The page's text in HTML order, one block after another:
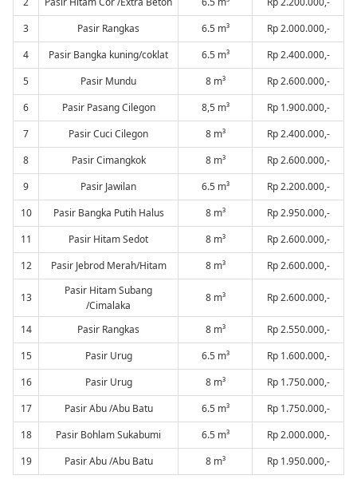
3
Pasir Rangkas 6.5 m³
Rp 2.000.000,-
4
Pasir Bangka kuning/coklat 6.5 m³
Rp 2.400.000,-
5
Pasir Mundu 8 m³
Rp 2.600.000,-
6
Pasir Pasang Cilegon 8,5 m³
Rp 1.900.000,-
7
Pasir Cuci Cilegon 8 m³
Rp 2.400.000,-
8
Pasir Cimangkok 8 m³
Rp 2.600.000,-
9
Pasir Jawilan 6.5 m³
Rp 2.200.000,-
10
Pasir Bangka Putih Halus 8 m³
Rp 2.950.000,-
11
Pasir Hitam Sedot 8 m³
Rp 2.600.000,-
12
Pasir Jebrod Merah/Hitam 8 m³ Rp 2.600.000,-
13
Pasir Hitam Subang
/Cimalaka
8 m³ Rp 2.600.000,-
14 Pasir Rangkas 8 m³
Rp 2.550.000,-
15
Pasir Urug 6.5 m³
Rp 1.600.000,-
16
Pasir Urug 8 m³
Rp 1.750.000,-
17
Pasir Abu /Abu Batu 6.5 m³
Rp 1.750.000,-
18
Pasir Bohlam Sukabumi 6.5 m³
Rp 2.000.000,-
19
Pasir Abu /Abu Batu 8 m³ Rp 1.950.000,-